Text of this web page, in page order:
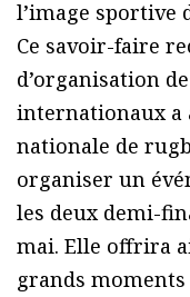
l’image
Ce savoir-faire
d’organisation
internationaux a
nationale de
organiser un
les deux demi-
mai. Elle offrira
grands